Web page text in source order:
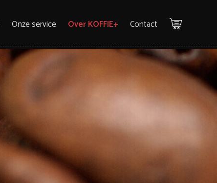
Onze service Over KOFFIE+ Contact